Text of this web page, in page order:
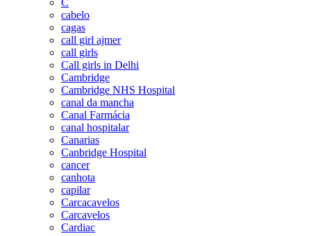
cabelo
cagas
call girl ajmer
call girls
Call girls in Delhi
Cambridge
Cambridge NHS Hospital
canal da mancha
Canal Farmácia
canal hospitalar
Canarias
Canbridge Hospital
cancer
canhota
capilar
Carcacavelos
Carcavelos
Cardiac